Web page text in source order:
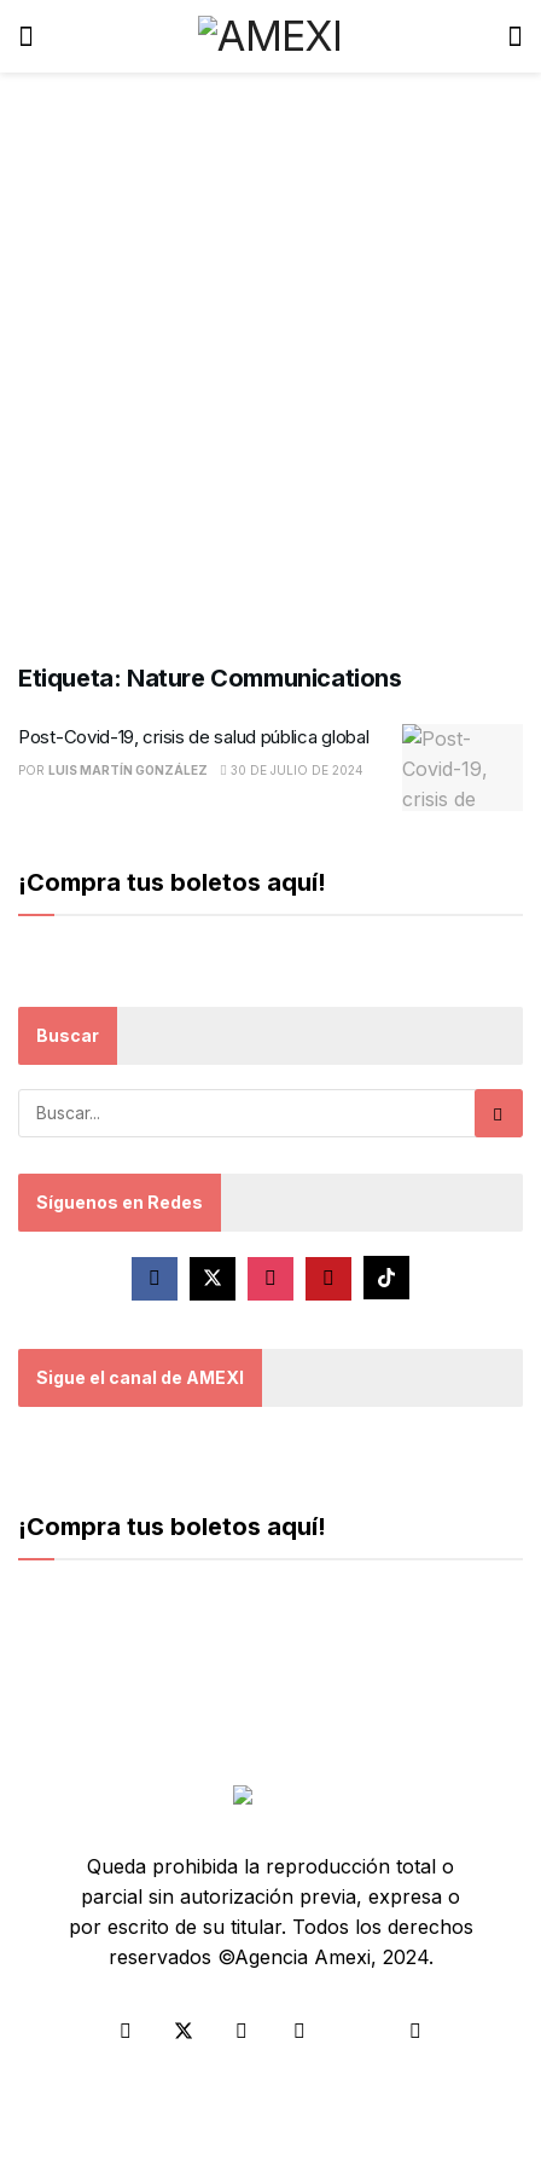
Etiqueta: Nature Communications
Post-Covid-19, crisis de salud pública global
POR LUIS MARTÍN GONZÁLEZ 30 DE JULIO DE 2024
¡Compra tus boletos aquí!
Buscar
Síguenos en Redes
Sigue el canal de AMEXI
¡Compra tus boletos aquí!
Queda prohibida la reproducción total o
parcial sin autorización previa, expresa o
por escrito de su titular. Todos los derechos
reservados ©Agencia Amexi, 2024.